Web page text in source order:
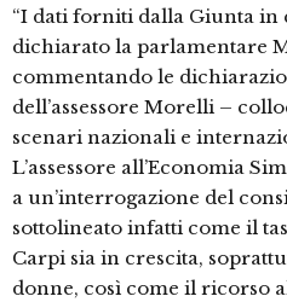
“I dati forniti dalla Giunta in
dichiarato la parlamentare
commentando le
dell’assessore Morelli –
scenari nazionali e
L’assessore all’Economia
a un’interrogazione del
sottolineato infatti come il
Carpi sia in crescita,
donne, così come il ricorso